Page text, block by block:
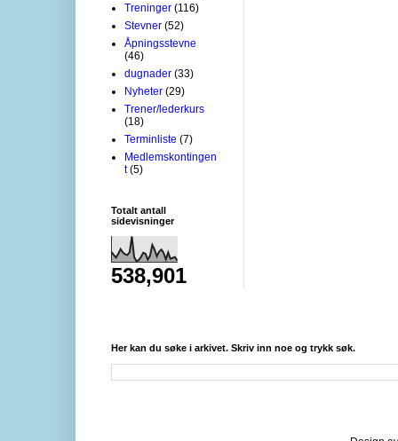
Treninger (116)
Stevner (52)
Åpningsstevne
(46)
dugnader (33)
Nyheter (29)
Trener/lederkurs
(18)
Terminliste (7)
Medlemskontingen
t (5)
Totalt antall
sidevisninger
538,901
Her kan du søke i arkivet. Skriv inn noe og trykk søk.